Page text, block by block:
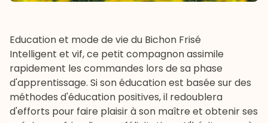
Education et mode de vie du Bichon Frisé
Intelligent et vif, ce petit compagnon assimile
rapidement les commandes lors de sa phase
d'apprentissage. Si sonéducationest basée sur des
méthodes d'éducation positives, il redoublera
d'efforts pour faire plaisir à son maître et obtenir ses